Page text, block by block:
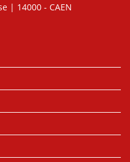
| 14000 - CAEN